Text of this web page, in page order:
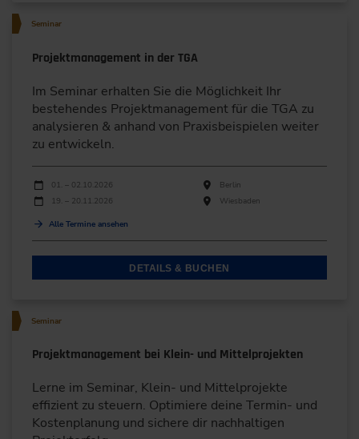
Seminar
Projektmanagement in der TGA
Im Seminar erhalten Sie die Möglichkeit Ihr
bestehendes Projektmanagement für die TGA zu
analysieren & anhand von Praxisbeispielen weiter
zu entwickeln.
Durchführungen
Veranstaltungsdatum
01. – 02.10.2026
Berlin
19. – 20.11.2026
Wiesbaden
Alle Termine ansehen
DETAILS & BUCHEN
Seminar
Projektmanagement bei Klein- und Mittelprojekten
Lerne im Seminar, Klein- und Mittelprojekte
effizient zu steuern. Optimiere deine Termin- und
Kostenplanung und sichere dir nachhaltigen